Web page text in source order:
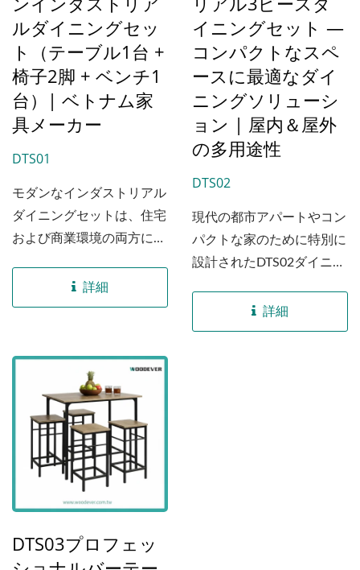
ルダイニングセッ
ト（テーブル1台 +
椅子2脚 + ベンチ1
台）| ベトナム家
具メーカー
DTS01
モダンなインダストリアル
ダイニングセットは、住宅
および商業環境の両方に対
ーションです。...
詳細
イニングセット —
コンパクトなスペ
ースに最適なダイ
ニングソリューシ
ョン | 屋内＆屋外
の多用途性
DTS02
現代の都市アパートやコン
パクトな家のために特別に
設計されたDTS02ダイニン
ダストリアルな美学を完璧
に融合させています。この
詳細
DTS03プロフェッ